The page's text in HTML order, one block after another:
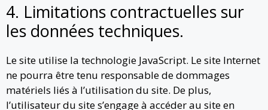
4. Limitations contractuelles sur
les données techniques.
Le site utilise la technologie JavaScript. Le site Internet
ne pourra être tenu responsable de dommages
matériels liés à l’utilisation du site. De plus,
l’utilisateur du site s’engage à accéder au site en